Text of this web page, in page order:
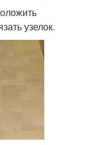
узелок.